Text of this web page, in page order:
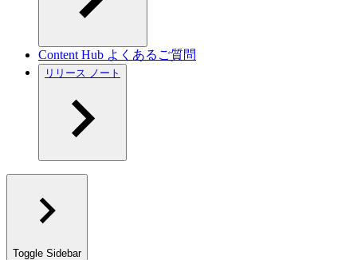
Content Hub よくあるご質問
リリース ノート
Toggle Sidebar